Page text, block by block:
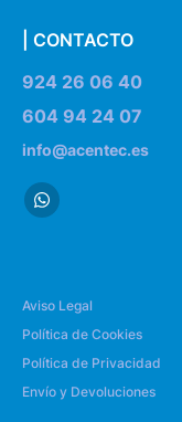
| CONTACTO
924 26 06 40
604 94 24 07
info@acentec.es
Aviso Legal
Política de Cookies
Política de Privacidad
Envío y Devoluciones